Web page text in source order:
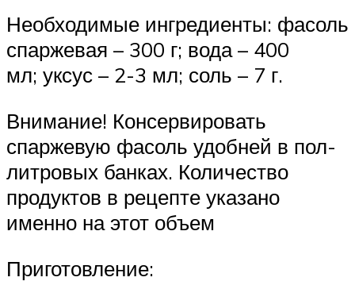
Необходимые ингредиенты: фасоль
спаржевая – 300 г; вода – 400
мл; уксус – 2-3 мл; соль – 7 г.
Внимание! Консервировать
спаржевую фасоль удобней в пол-
литровых банках. Количество
продуктов в рецепте указано
именно на этот объем
Приготовление: